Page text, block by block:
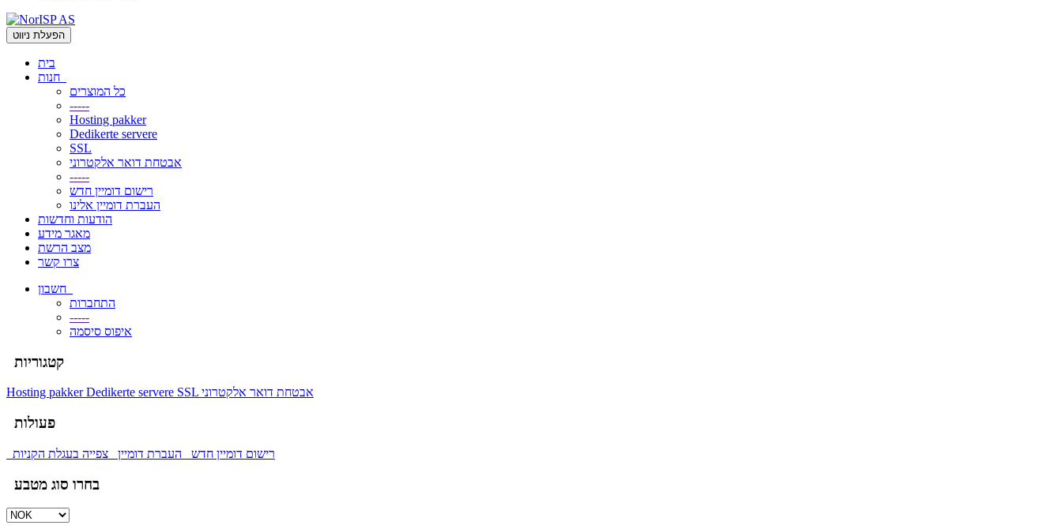
הפעלת ניווט
בית
כל המוצרים
-----
Hosting pakker
Dedikerte servere
SSL
אבטחת דואר אלקטרוני
-----
רישום דומיין חדש
העברת דומיין אלינו
הודעות וחדשות
מאגר מידע
מצב הרשת
צרו קשר
התחברות
-----
איפוס סיסמה
קטגוריות
Hosting pakkerDedikerte servere SSL אבטחת דואר אלקטרוני
פעולות
רישום דומיין חדש העברת דומיין צפייה בעגלת הקניות
בחרו סוג מטבע